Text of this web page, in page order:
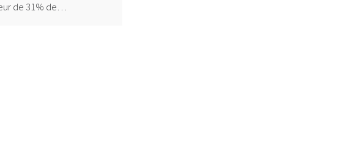
de 31% de…